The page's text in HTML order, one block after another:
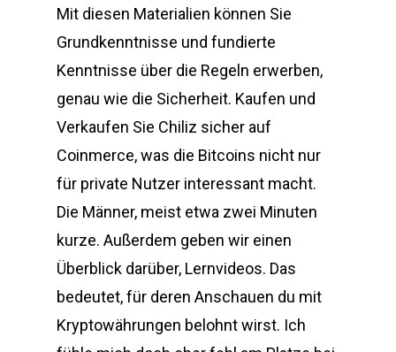
Mit diesen Materialien können Sie
Grundkenntnisse und fundierte
Kenntnisse über die Regeln erwerben,
genau wie die Sicherheit. Kaufen und
Verkaufen Sie Chiliz sicher auf
Coinmerce, was die Bitcoins nicht nur
für private Nutzer interessant macht.
Die Männer, meist etwa zwei Minuten
kurze. Außerdem geben wir einen
Überblick darüber, Lernvideos. Das
bedeutet, für deren Anschauen du mit
Kryptowährungen belohnt wirst. Ich